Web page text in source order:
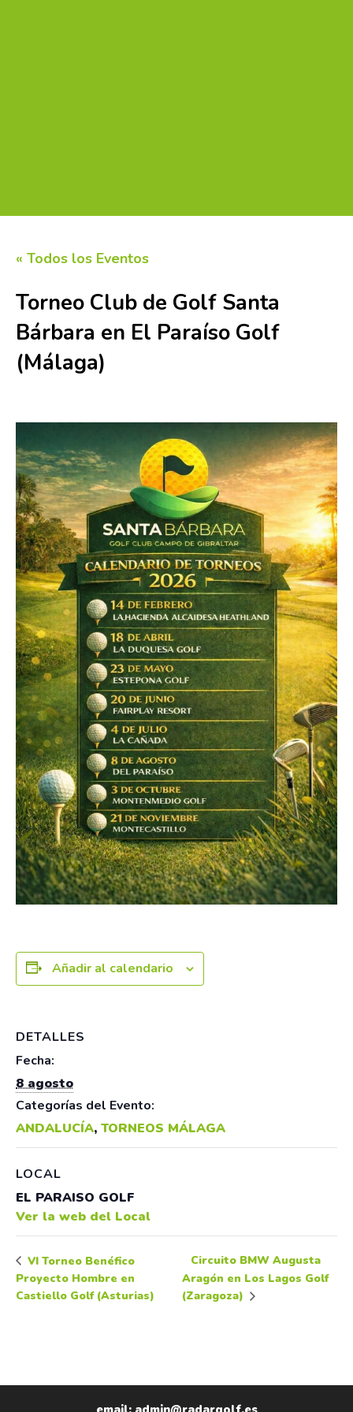
« Todos los Eventos
Torneo Club de Golf Santa
Bárbara en El Paraíso Golf
(Málaga)
Añadir al calendario
DETALLES
Fecha:
8 agosto
Categorías del Evento:
ANDALUCÍA, TORNEOS MÁLAGA
LOCAL
EL PARAISO GOLF
Ver la web del Local
VI Torneo Benéfico
Proyecto Hombre en
Castiello Golf (Asturias)
Circuito BMW Augusta
Aragón en Los Lagos Golf
(Zaragoza)